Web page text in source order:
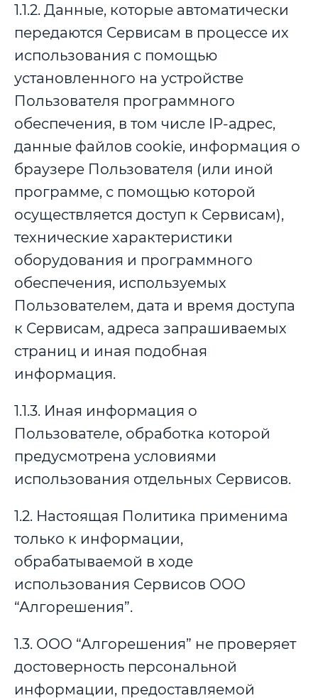
1.1.2. Данные, которые автоматически
передаются Сервисам в процессе их
использования с помощью
установленного на устройстве
Пользователя программного
обеспечения, в том числе IP-адрес,
данные файлов cookie, информация о
браузере Пользователя (или иной
программе, с помощью которой
осуществляется доступ к Сервисам),
технические характеристики
оборудования и программного
обеспечения, используемых
Пользователем, дата и время доступа
к Сервисам, адреса запрашиваемых
страниц и иная подобная
информация.
1.1.3. Иная информация о
Пользователе, обработка которой
предусмотрена условиями
использования отдельных Сервисов.
1.2. Настоящая Политика применима
только к информации,
обрабатываемой в ходе
использования Сервисов ООО
“Алгорешения”.
1.3. ООО “Алгорешения” не проверяет
достоверность персональной
информации, предоставляемой